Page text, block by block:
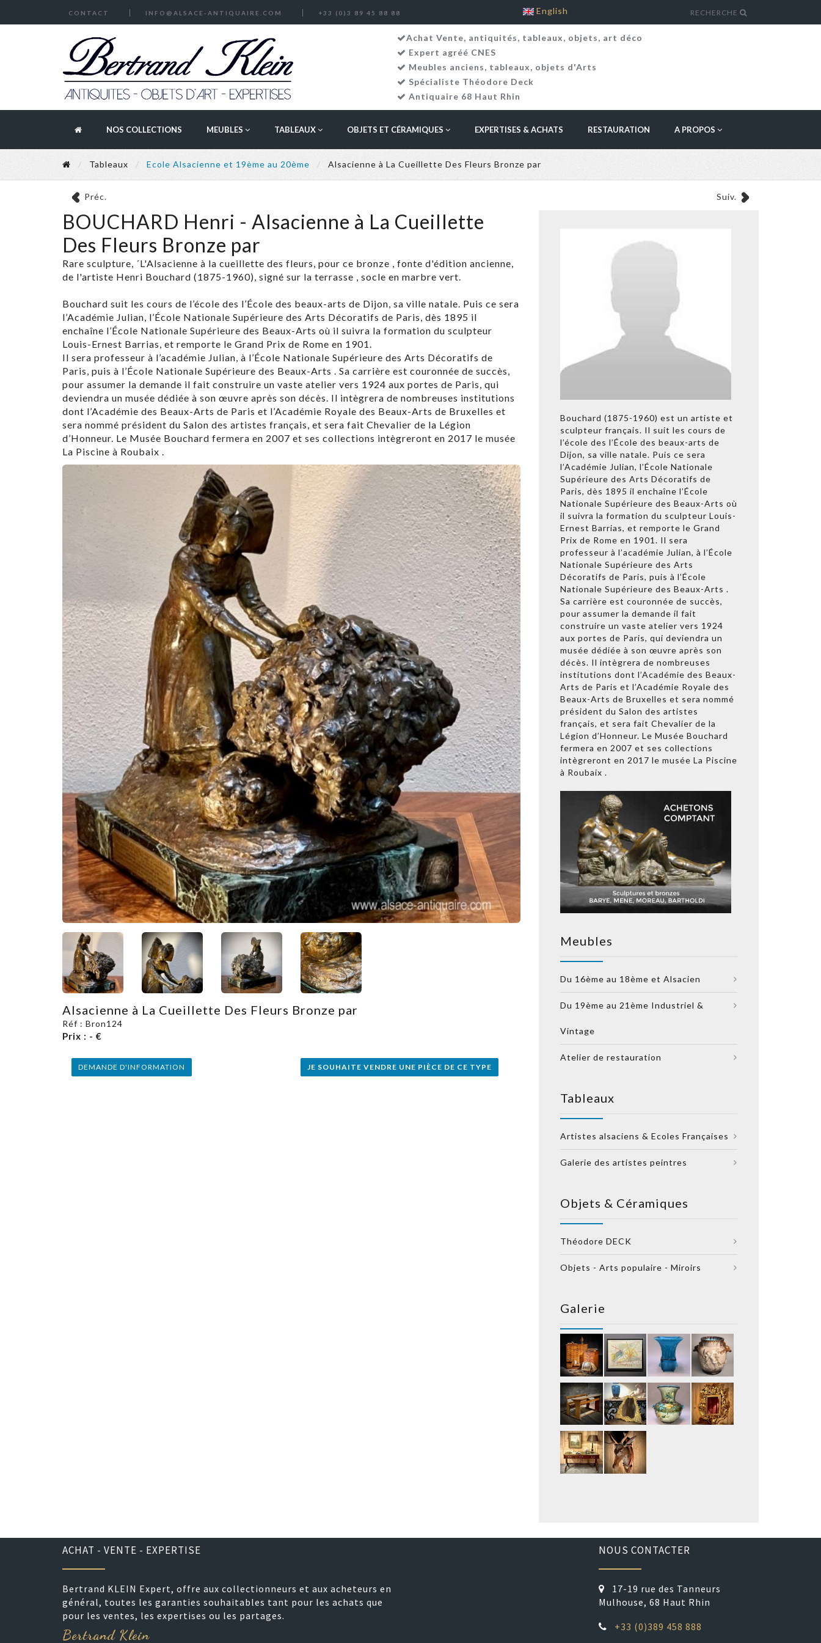
CONTACT INFO@ALSACE-ANTIQUAIRE.COM +33 (0)3 89 45 88 88 English RECHERCHE
Achat Vente, antiquités, tableaux, objets, art déco
Expert agréé CNES
Meubles anciens, tableaux, objets d'Arts
Spécialiste Théodore Deck
Antiquaire 68 Haut Rhin
NOS COLLECTIONS MEUBLES TABLEAUX OBJETS ET CÉRAMIQUES EXPERTISES & ACHATS RESTAURATION A PROPOS
Tableaux Ecole Alsacienne et 19ème au 20ème Alsacienne à La Cueillette Des Fleurs Bronze par
Préc. Suiv.
BOUCHARD Henri - Alsacienne à La Cueillette
Des Fleurs Bronze par
Rare sculpture, ´L'Alsacienne à la cueillette des fleurs, pour ce bronze , fonte d'édition ancienne,
de l'artiste Henri Bouchard (1875-1960), signé sur la terrasse , socle en marbre vert.
Bouchard suit les cours de l’école des l’École des beaux-arts de Dijon, sa ville natale. Puis ce sera
l’Académie Julian, l’École Nationale Supérieure des Arts Décoratifs de Paris, dès 1895 il
enchaîne l’École Nationale Supérieure des Beaux-Arts où il suivra la formation du sculpteur
Louis-Ernest Barrias, et remporte le Grand Prix de Rome en 1901.
Il sera professeur à l’académie Julian, à l’École Nationale Supérieure des Arts Décoratifs de
Paris, puis à l’École Nationale Supérieure des Beaux-Arts . Sa carrière est couronnée de succès,
pour assumer la demande il fait construire un vaste atelier vers 1924 aux portes de Paris, qui
deviendra un musée dédiée à son œuvre après son décès. Il intègrera de nombreuses institutions
dont l’Académie des Beaux-Arts de Paris et l’Académie Royale des Beaux-Arts de Bruxelles et
sera nommé président du Salon des artistes français, et sera fait Chevalier de la Légion
d’Honneur. Le Musée Bouchard fermera en 2007 et ses collections intègreront en 2017 le musée
La Piscine à Roubaix .
Alsacienne à La Cueillette Des Fleurs Bronze par
Réf : Bron124
Prix : - €
DEMANDE D'INFORMATION JE SOUHAITE VENDRE UNE PIÈCE DE CE TYPE
Bouchard (1875-1960) est un artiste et
sculpteur français. Il suit les cours de
l’école des l’École des beaux-arts de
Dijon, sa ville natale. Puis ce sera
l’Académie Julian, l’École Nationale
Supérieure des Arts Décoratifs de
Paris, dès 1895 il enchaîne l’École
Nationale Supérieure des Beaux-Arts où
il suivra la formation du sculpteur Louis-
Ernest Barrias, et remporte le Grand
Prix de Rome en 1901. Il sera
professeur à l’académie Julian, à l’École
Nationale Supérieure des Arts
Décoratifs de Paris, puis à l’École
Nationale Supérieure des Beaux-Arts .
Sa carrière est couronnée de succès,
pour assumer la demande il fait
construire un vaste atelier vers 1924
aux portes de Paris, qui deviendra un
musée dédiée à son œuvre après son
décès. Il intègrera de nombreuses
institutions dont l’Académie des Beaux-
Arts de Paris et l’Académie Royale des
Beaux-Arts de Bruxelles et sera nommé
président du Salon des artistes
français, et sera fait Chevalier de la
Légion d’Honneur. Le Musée Bouchard
fermera en 2007 et ses collections
intègreront en 2017 le musée La Piscine
à Roubaix .
Meubles
Du 16ème au 18ème et Alsacien
Du 19ème au 21ème Industriel &
Vintage
Atelier de restauration
Tableaux
Artistes alsaciens & Ecoles Françaises
Galerie des artistes peintres
Objets & Céramiques
Théodore DECK
Objets - Arts populaire - Miroirs
Galerie
ACHAT - VENTE - EXPERTISE
Bertrand KLEIN Expert, offre aux collectionneurs et aux acheteurs en
général, toutes les garanties souhaitables tant pour les achats que
pour les ventes, les expertises ou les partages.
Bertrand Klein
NOUS CONTACTER
17-19 rue des Tanneurs
Mulhouse, 68 Haut Rhin
+33 (0)389 458 888